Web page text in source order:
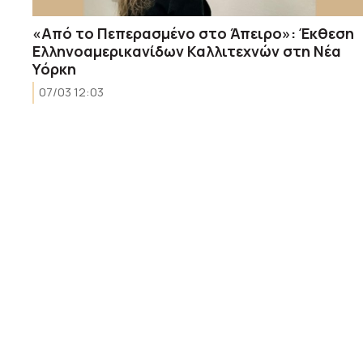
«Από το Πεπερασμένο στο Άπειρο»: Έκθεση
Ελληνοαμερικανίδων Καλλιτεχνών στη Νέα
Υόρκη
07/03 12:03